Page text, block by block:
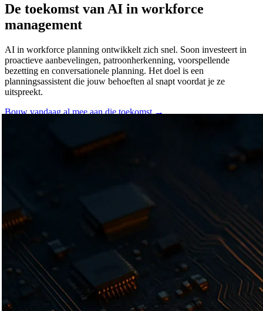
De toekomst van AI in workforce
management
AI in workforce planning ontwikkelt zich snel. Soon investeert in
proactieve aanbevelingen, patroonherkenning, voorspellende
bezetting en conversationele planning. Het doel is een
planningsassistent die jouw behoeften al snapt voordat je ze
uitspreekt.
Bouw vandaag al mee aan die toekomst→